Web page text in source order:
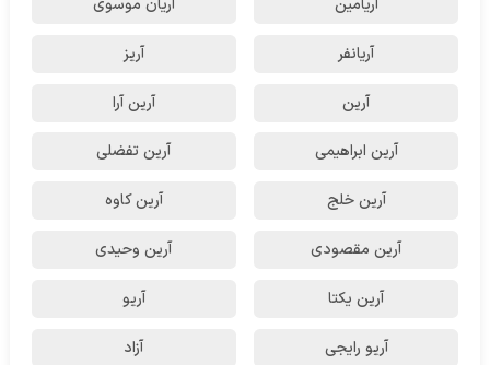
آریامین آریان موسوی
آریانفر آریز
آرین آرین آرا
آرین ابراهیمی آرین تفضلی
آرین خلج آرین کاوه
آرین مقصودی آرین وحیدی
آرین یکتا آریو
آریو رایجی آزاد